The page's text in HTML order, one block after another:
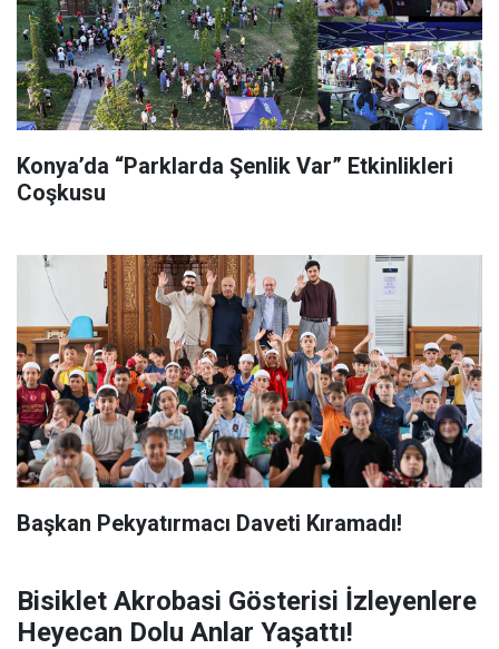
Konya’da “Parklarda Şenlik Var” Etkinlikleri
Coşkusu
Başkan Pekyatırmacı Daveti Kıramadı!
Bisiklet Akrobasi Gösterisi İzleyenlere
Heyecan Dolu Anlar Yaşattı!